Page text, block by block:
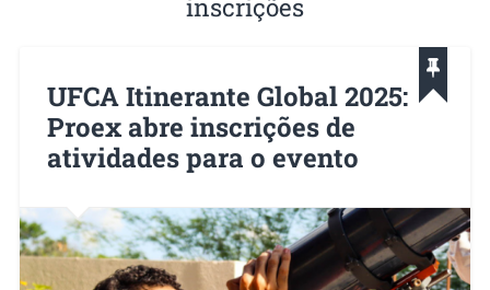
inscrições
UFCA Itinerante Global 2025:
Proex abre inscrições de
atividades para o evento